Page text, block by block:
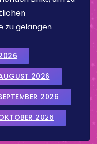
zu gelangen.
2026
2026
2026